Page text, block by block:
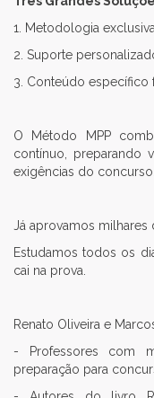
1. Metodologia
2. Suporte
3. Conteúdo específico
O Método MPP
contínuo, preparando
exigências do concurso.
Já aprovamos milhares
Estudamos todos os
cai na prova.
Renato Oliveira e
- Professores com
preparação para